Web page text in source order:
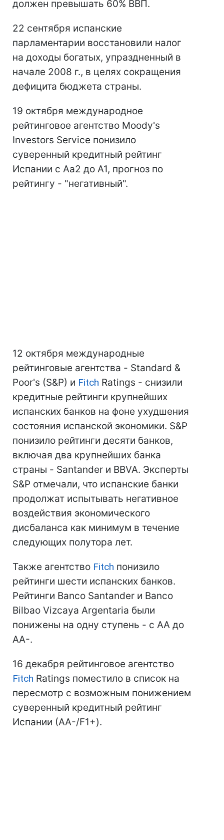
должен превышать 60% ВВП.
22 сентября испанские
парламентарии восстановили налог
на доходы богатых, упраздненный в
начале 2008 г., в целях сокращения
дефицита бюджета страны.
19 октября международное
рейтинговое агентство Moody's
Investors Service понизило
суверенный кредитный рейтинг
Испании с Aa2 до A1, прогноз по
рейтингу - "негативный".
12 октября международные
рейтинговые агентства - Standard &
Poor's (S&P) и Fitch Ratings - снизили
кредитные рейтинги крупнейших
испанских банков на фоне ухудшения
состояния испанской экономики. S&P
понизило рейтинги десяти банков,
включая два крупнейших банка
страны - Santander и BBVA. Эксперты
S&P отмечали, что испанские банки
продолжат испытывать негативное
воздействия экономического
дисбаланса как минимум в течение
следующих полутора лет.
Также агентство Fitch понизило
рейтинги шести испанских банков.
Рейтинги Banco Santander и Banco
Bilbao Vizcaya Argentaria были
понижены на одну ступень - с АА до
АА-.
16 декабря рейтинговое агентство
Fitch Ratings поместило в список на
пересмотр с возможным понижением
суверенный кредитный рейтинг
Испании (АА-/F1+).